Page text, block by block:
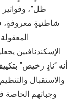
ظل”،
شاطئيةٍ معروفةٍ،
الإسكندنافيين
أنه “نادٍ رخيص”
والاستقبال
وجباتهم الخاصة